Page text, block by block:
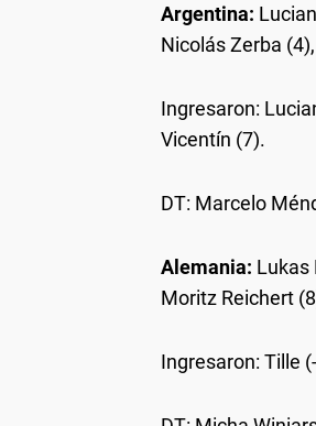
Argentina:
Nicolás Zerba
Ingresaron:
Vicentín (7).
DT: Marcelo
Alemania: Lukas
Moritz Reichert
Ingresaron: Tille